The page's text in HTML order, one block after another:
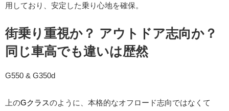
用しており、安定した乗り心地を確保。
街乗り重視か？ アウトドア志向か？
同じ車高でも違いは歴然
G550 & G350d
上のGクラスのように、本格的なオフロード志向ではなくて